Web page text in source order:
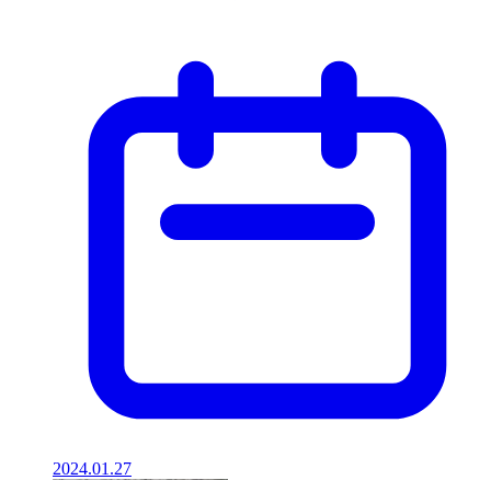
2024.01.27